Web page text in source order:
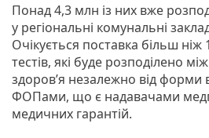
Понад 4,3 млн із них вже
у регіональні комунальні
Очікується поставка більш
тестів, які буде розподілено
здоров’я незалежно від форми
ФОПами, що є надавачами
медичних гарантій.